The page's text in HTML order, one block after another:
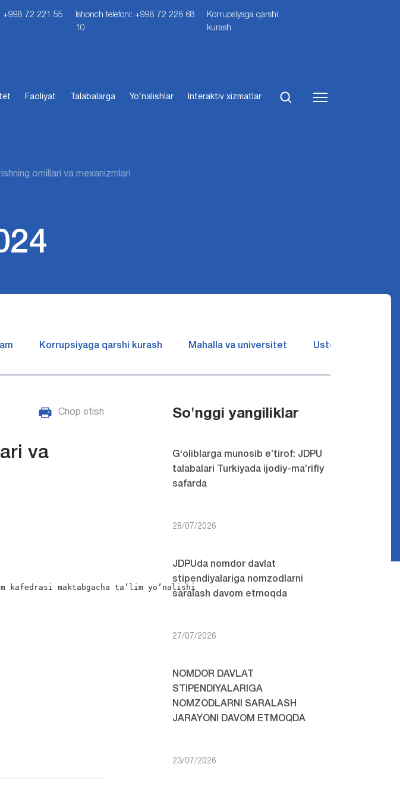
+998 72 221 55
Ishonch telefoni: +998 72 226 68
10
Korrupsiyaga qarshi
kurash
Faoliyat Talabalarga Yo‘nalishlar Interaktiv xizmatlar
omillari va mexanizmlari
Korrupsiyaga qarshi kurash Mahalla va universitet Ustozlar suhbatin
Chop etish
va
kafedrasi maktabgacha ta’lim yo’nalishi
So'nggi yangiliklar
G‘oliblarga munosib e’tirof: JDPU
talabalari Turkiyada ijodiy-ma’rifiy
safarda
28/07/2026
JDPUda nomdor davlat
stipendiyalariga nomzodlarni
saralash davom etmoqda
27/07/2026
NOMDOR DAVLAT
STIPENDIYALARIGA
NOMZODLARNI SARALASH
JARAYONI DAVOM ETMOQDA
23/07/2026